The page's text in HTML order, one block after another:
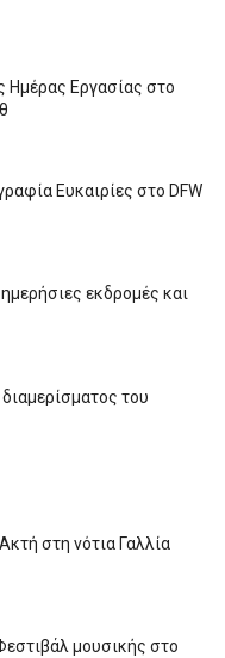
Ημέρας Εργασίας στο
Ευκαιρίες στο DFW
εκδρομές και
του
στη νότια Γαλλία
μουσικής στο